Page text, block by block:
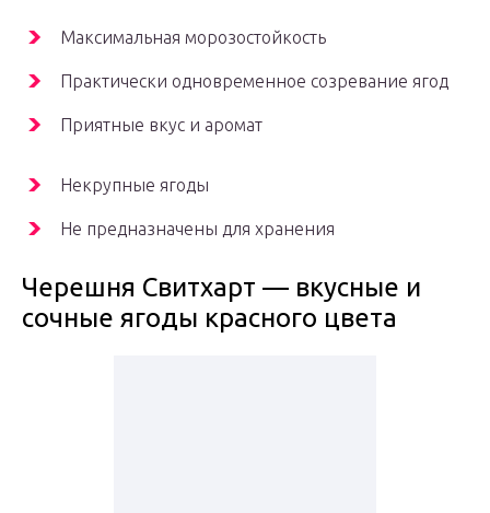
Максимальная морозостойкость
Практически одновременное созревание ягод
Приятные вкус и аромат
Некрупные ягоды
Не предназначены для хранения
Черешня Свитхарт — вкусные и
сочные ягоды красного цвета